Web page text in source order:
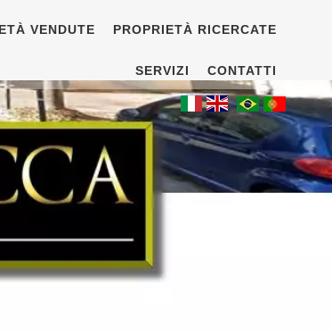
VENDUTE PROPRIETÀ RICERCATE
SERVIZI CONTATTI